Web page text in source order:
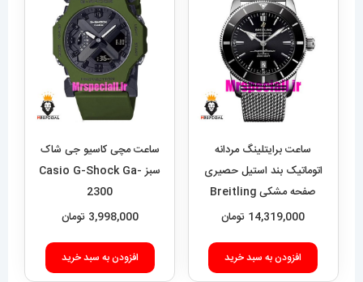
ساعت برایتلینگ مردانه
اتوماتیک بند استیل حصیری
صفحه مشکی Breitling
Super Ocean 020955
14,319,000 تومان
افزودن به سبد خرید
ساعت مچی کاسیو جی شاک
سبز Casio G-Shock Ga-
2300
3,998,000 تومان
افزودن به سبد خرید